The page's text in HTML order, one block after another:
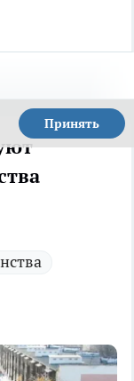
Принять